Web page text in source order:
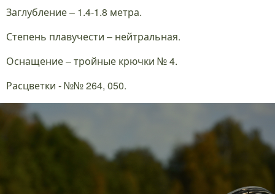
Заглубление – 1.4-1.8 метра.
Степень плавучести – нейтральная.
Оснащение – тройные крючки № 4.
Расцветки - №№ 264, 050.